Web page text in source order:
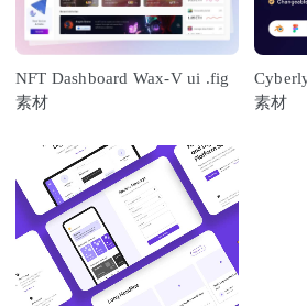
NFT Dashboard Wax-V ui .fig
素材
素材